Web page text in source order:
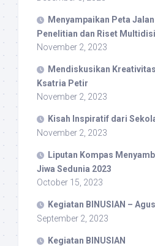
Menyampaikan Peta
Penelitian dan Riset
November 2, 2023
Mendiskusikan
Ksatria Petir
November 2, 2023
Kisah Inspiratif dari
November 2, 2023
Liputan Kompas
Jiwa Sedunia 2023
October 15, 2023
Kegiatan BINUSIAN –
September 2, 2023
Kegiatan BINUSIAN